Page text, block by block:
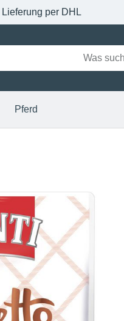
Lieferung per DHL
Pferd